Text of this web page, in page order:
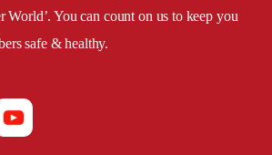
World’. You can count on us to keep you
safe & healthy.